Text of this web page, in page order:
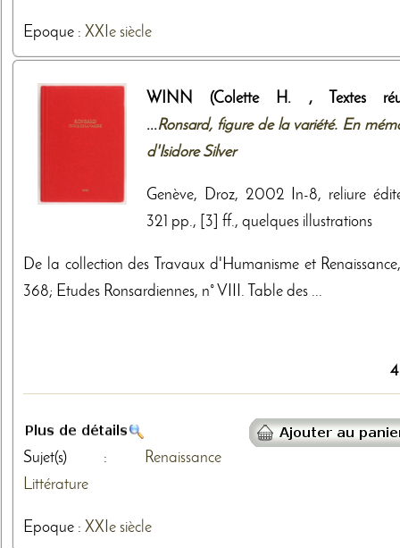
Epoque : XXIe siècle
WINN (Colette H. , Textes
...Ronsard, figure de la variété. En
d'Isidore Silver
Genève, Droz, 2002 In-8, reliure
321 pp., [3] ff., quelques illustrations
De la collection des Travaux d'Humanisme et
368; Etudes Ronsardiennes, n° VIII. Table des ...
Sujet(s) :
Renaissance
Littérature
Epoque : XXIe siècle